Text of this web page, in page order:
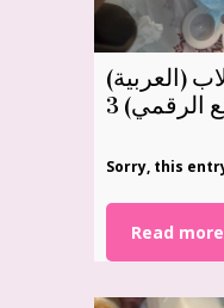
(العربية) فنون من الفاب لاب
Read more